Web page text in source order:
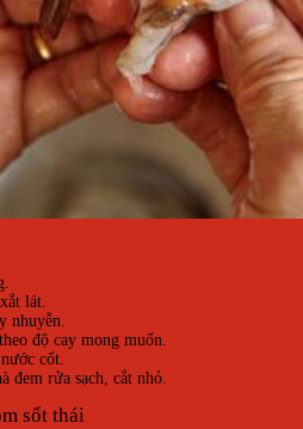
lát.
nhuyễn.
độ cay mong muốn.
cốt.
đem rửa sạch, cắt nhỏ.
sốt thái